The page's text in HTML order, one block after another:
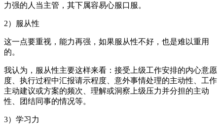
力强的人当主管，其下属容易心服口服。
2） 服从性
这一点要重视，能力再强，如果服从性不好，也是难以重用
的。
我认为，服从性主要这样来看：接受上级工作安排的内心意愿
度、执行过程中汇报请示程度、意外事情处理的主动性、工作
主动建议或方案的频次、理解或洞察上级压力并分担的主动
性、团结同事的情况等。
3） 学习力